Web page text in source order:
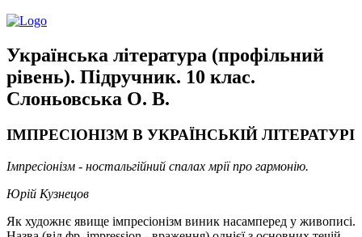
Українська література (профільний
рівень). Підручник. 10 клас.
Слоньовська О. В.
ІМПРЕСІОНІЗМ В УКРАЇНСЬКІЙ ЛІТЕРАТУРІ
Імпресіонізм - ностальгійний спалах мрії про гармонію.
Юрій Кузнецов
Як художнє явище імпресіонізм виник насамперед у живописі.